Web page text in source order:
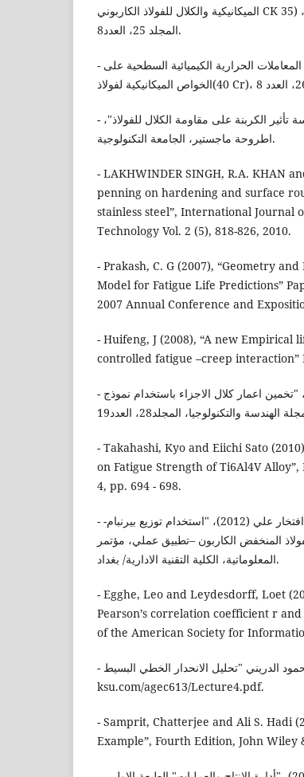
الميكانيكية والكلال للفولاذ الكاربوني CK 35) كاربون("، مجلة الهندسة والتكنولوجيا،
المجلد 25، العدد8.
- دواي، د.أمين ثامر)2008(، "دراسة تاثير المعاملات الحرارية الكيميائية السطحية على
- حسن، خيرية سلمان (2001)، "دراسة تأثير الكربنة على مقاومة الكلال للفولاذ"،
اطروحة ماجستير، الجامعة التكنولوجية.
- LAKHWINDER SINGH, R.A. KHAN
penning on hardening and surface
stainless steel”, International Journal
Technology Vol. 2 (5), 818-826, 2010.
- Prakash, C. G (2007), “Geometry
Model for Fatigue Life Predictions”
2007 Annual Conference and
- Huifeng, J (2008), “A new Empirical
controlled fatigue –creep interaction”
- العلكاوي، د. حسين واخرون (2010) ، "تخمين اعمار كلال الاجزاء باستخدام نموذج
- Takahashi, Kyo and Eiichi Sato
on Fatigue Strength of Ti6Al4V
4, pp. 694 - 698.
- حسين، م.م حسين علي، حسين، م.م افتخار علي (2012)، "استخدام توزيع بيرنبام-
المنخفض الكاربون –تطبيق عملي، مؤتمر
المعلوماتية، الكلية التقنية الادارية/ بغداد.
- Egghe, Leo and Leydesdorff, Loet
Pearson’s correlation coefficient r and
of the American Society for
- د. محمود الدريني "تحليل الانحدار الخطي البسيط" www.bsofian-
ksu.com/agec613/Lecture4.pdf‏.
- Samprit, Chatterjee and Ali S. Hadi
Example”, Fourth Edition, John Wiley